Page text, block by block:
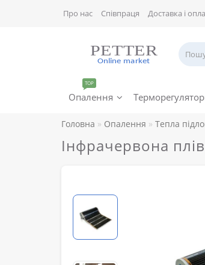
Про нас Співпраця Доставка і
Опалення
TOP
Головна Опалення Тепла
Інфрачервона